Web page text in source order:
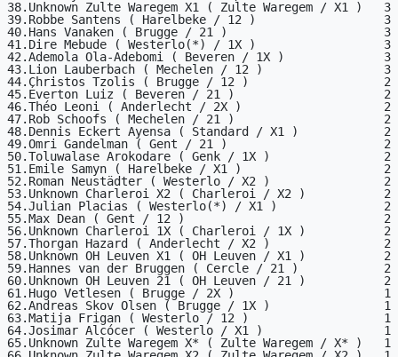
38.Unknown Zulte Waregem X1 ( Zulte Waregem / X1 )   3
39.Robbe Santens ( Harelbeke / 12 )                  3
40.Hans Vanaken ( Brugge / 21 )                      3
41.Dire Mebude ( Westerlo(*) / 1X )                  3
42.Ademola Ola-Adebomi ( Beveren / 1X )              3
43.Lion Lauberbach ( Mechelen / 12 )                 3
44.Christos Tzolis ( Brugge / 12 )                   2
45.Éverton Luiz ( Beveren / 21 )                     2
46.Théo Leoni ( Anderlecht / 2X )                    2
47.Rob Schoofs ( Mechelen / 21 )                     2
48.Dennis Eckert Ayensa ( Standard / X1 )            2
49.Omri Gandelman ( Gent / 21 )                      2
50.Toluwalase Arokodare ( Genk / 1X )                2
51.Emile Samyn ( Harelbeke / X1 )                    2
52.Roman Neustädter ( Westerlo / X2 )                2
53.Unknown Charleroi X2 ( Charleroi / X2 )           2
54.Julian Placias ( Westerlo(*) / X1 )               2
55.Max Dean ( Gent / 12 )                            2
56.Unknown Charleroi 1X ( Charleroi / 1X )           2
57.Thorgan Hazard ( Anderlecht / X2 )                2
58.Unknown OH Leuven X1 ( OH Leuven / X1 )           2
59.Hannes van der Bruggen ( Cercle / 21 )            2
60.Unknown OH Leuven 21 ( OH Leuven / 21 )           2
61.Hugo Vetlesen ( Brugge / 2X )                     1
62.Andreas Skov Olsen ( Brugge / 1X )                1
63.Matija Frigan ( Westerlo / 12 )                   1
64.Josimar Alcócer ( Westerlo / X1 )                 1
65.Unknown Zulte Waregem X* ( Zulte Waregem / X* )   1